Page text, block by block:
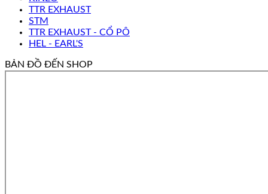
TTR EXHAUST
STM
TTR EXHAUST - CỔ PÔ
HEL - EARL'S
BẢN ĐỒ ĐẾN SHOP